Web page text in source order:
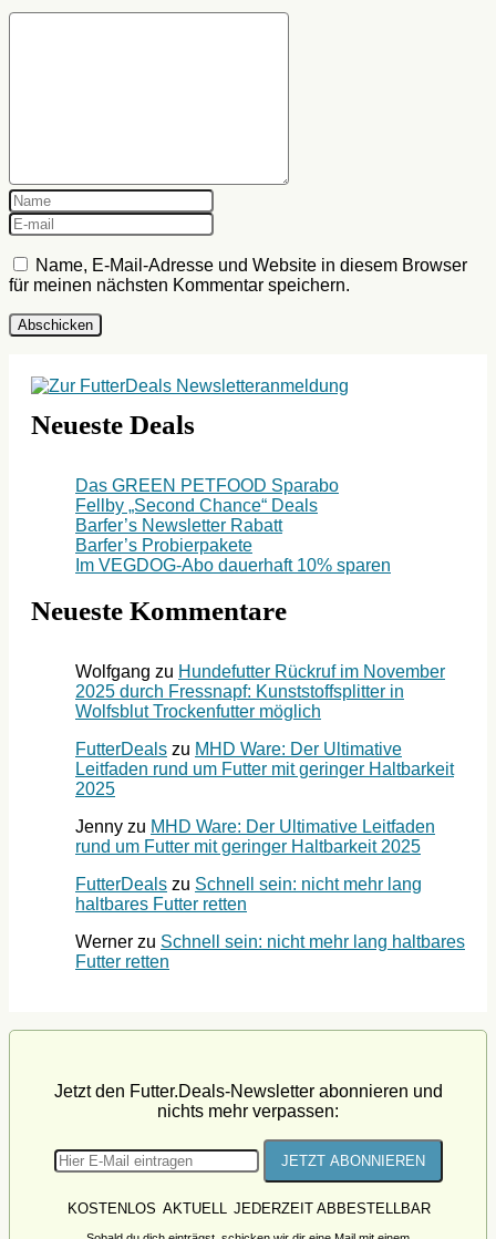
Name, E-Mail-Adresse und Website in diesem Browser
für meinen nächsten Kommentar speichern.
Neueste Deals
Das GREEN PETFOOD Sparabo
Fellby „Second Chance“ Deals
Barfer’s Newsletter Rabatt
Barfer’s Probierpakete
Im VEGDOG-Abo dauerhaft 10% sparen
Neueste Kommentare
Wolfgang zu Hundefutter Rückruf im November
2025 durch Fressnapf: Kunststoffsplitter in
Wolfsblut Trockenfutter möglich
FutterDeals zu MHD Ware: Der Ultimative
Leitfaden rund um Futter mit geringer Haltbarkeit
2025
Jenny zu MHD Ware: Der Ultimative Leitfaden
rund um Futter mit geringer Haltbarkeit 2025
FutterDeals zu Schnell sein: nicht mehr lang
haltbares Futter retten
Werner zu Schnell sein: nicht mehr lang haltbares
Futter retten
Jetzt den Futter.Deals-Newsletter abonnieren und
nichts mehr verpassen:
KOSTENLOS AKTUELL JEDERZEIT ABBESTELLBAR